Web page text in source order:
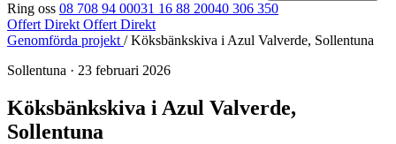
Ring oss 08 708 94 00031 16 88 20040 306 350
Offert Direkt Offert Direkt
Genomförda projekt / Köksbänkskiva i Azul Valverde, Sollentuna
Sollentuna · 23 februari 2026
Köksbänkskiva i Azul Valverde,
Sollentuna